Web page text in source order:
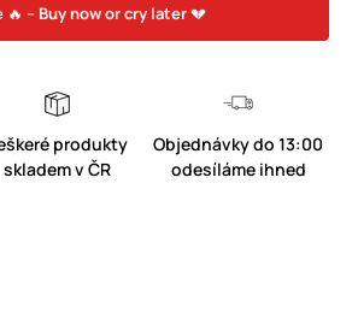
🔥 – Buy now or cry later💔
produkty
skladem v ČR
Objednávky do 13:00
odesíláme ihned